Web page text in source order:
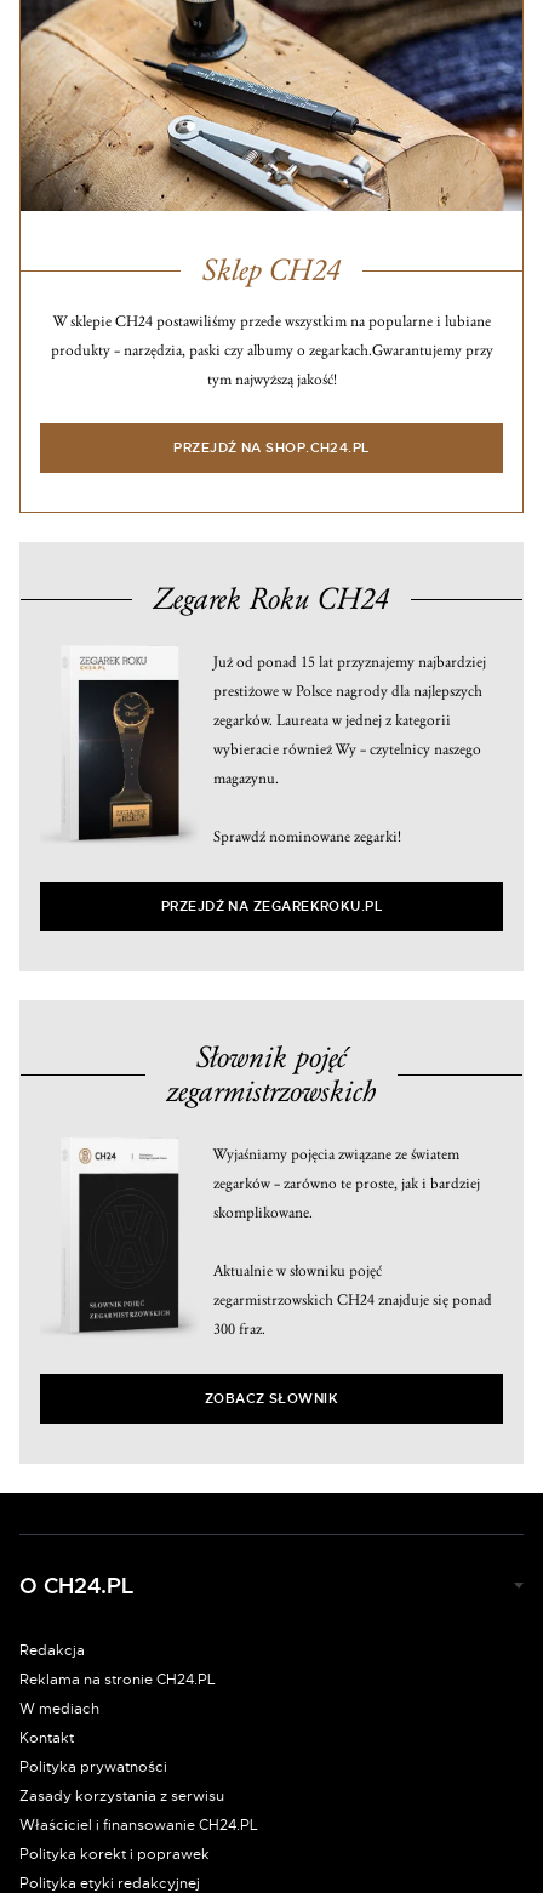
Sklep CH24
W sklepie CH24 postawiliśmy przede wszystkim na popularne i lubiane
produkty – narzędzia, paski czy albumy o zegarkach.Gwarantujemy przy
tym najwyższą jakość!
PRZEJDŹ NA SHOP.CH24.PL
Zegarek Roku CH24
Już od ponad 15 lat przyznajemy najbardziej
prestiżowe w Polsce nagrody dla najlepszych
zegarków. Laureata w jednej z kategorii
wybieracie również Wy – czytelnicy naszego
magazynu.
Sprawdź nominowane zegarki!
PRZEJDŹ NA ZEGAREKROKU.PL
Słownik pojęć
zegarmistrzowskich
Wyjaśniamy pojęcia związane ze światem
zegarków – zarówno te proste, jak i bardziej
skomplikowane.
Aktualnie w słowniku pojęć
zegarmistrzowskich CH24 znajduje się ponad
300 fraz.
ZOBACZ SŁOWNIK
O CH24.PL
Redakcja
Reklama na stronie CH24.PL
W mediach
Kontakt
Polityka prywatności
Zasady korzystania z serwisu
Właściciel i finansowanie CH24.PL
Polityka korekt i poprawek
Polityka etyki redakcyjnej